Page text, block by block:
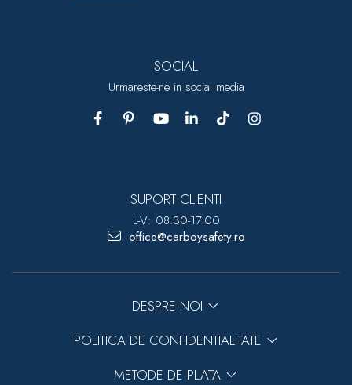
SOCIAL
Urmareste-ne in social media
SUPORT CLIENTI
L-V: 08.30-17.00
office@carboysafety.ro
DESPRE NOI
POLITICA DE CONFIDENTIALITATE
METODE DE PLATA